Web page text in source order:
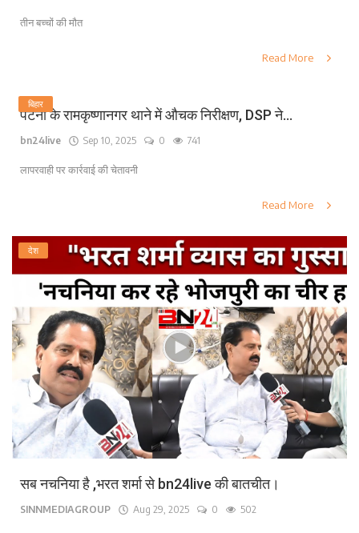
तीन बच्चों की मौत
Read More
बिहार
पटना के रामकृष्णानगर थाने में औचक निरीक्षण, DSP ने...
bn24live Sep 10, 2025 0 741
लापरवाही पर कार्रवाई की चेतावनी
Read More
देश
सब नचनिया है ,भरत शर्मा से bn24live की बातचीत।
SINNMEDIAGROUP Aug 29, 2025 0 502